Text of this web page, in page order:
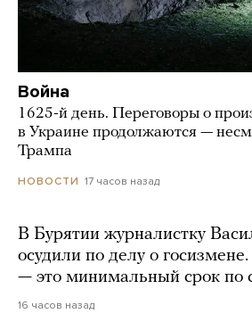
Война
1625-й день. Переговоры о
в Украине продолжаются —
Трампа
НОВОСТИ 17 часов назад
В Бурятии журналистку
осудили по делу о
— это минимальный срок по
16 часов назад